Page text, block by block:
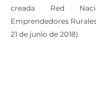
creada Red
Emprendedores
21 de junio de 2018)